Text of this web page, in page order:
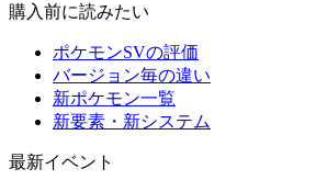
購入前に読みたい
ポケモンSVの評価
バージョン毎の違い
新ポケモン一覧
新要素・新システム
最新イベント